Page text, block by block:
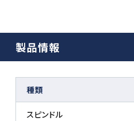
製品情報
種類
スピンドル